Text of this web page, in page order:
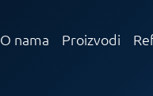
O nama Proizvodi